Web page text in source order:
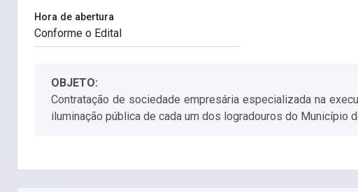
Hora de abertura
OBJETO:
Contratação de sociedade empresária especializada na
iluminação pública de cada um dos logradouros do Município